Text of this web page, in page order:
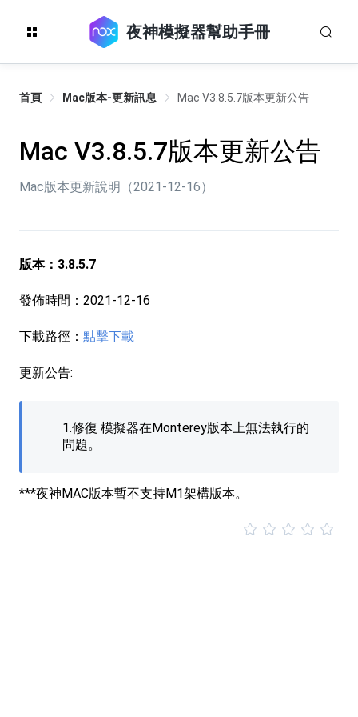
夜神模擬器幫助手冊
首頁 Mac版本-更新訊息 Mac V3.8.5.7版本更新公告
Mac V3.8.5.7版本更新公告
Mac版本更新說明（2021-12-16）
版本：3.8.5.7
發佈時間：2021-12-16
下載路徑： 點擊下載
更新公告:
1.修復 模擬器在Monterey版本上無法執行的
問題。
***夜神MAC版本暫不支持M1架構版本。